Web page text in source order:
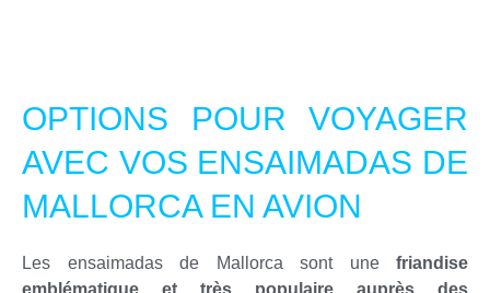
OPTIONS POUR VOYAGER
AVEC VOS ENSAIMADAS DE
MALLORCA EN AVION
Les ensaimadas de Mallorca sont une friandise